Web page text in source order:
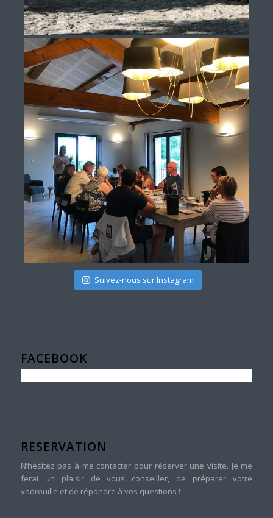
Suivez-nous sur Instagram
FACEBOOK
RESERVATION
N’hésitez pas à me contacter pour réserver une visite. Je me
ferai un plaisir de vous conseiller, de préparer votre
vadrouille et de répondre à vos questions !